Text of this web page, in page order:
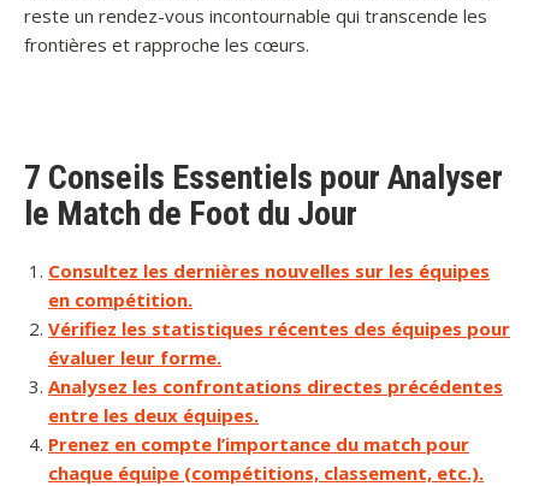
reste un rendez-vous incontournable qui transcende les
frontières et rapproche les cœurs.
7 Conseils Essentiels pour Analyser
le Match de Foot du Jour
Consultez les dernières nouvelles sur les équipes
en compétition.
Vérifiez les statistiques récentes des équipes pour
évaluer leur forme.
Analysez les confrontations directes précédentes
entre les deux équipes.
Prenez en compte l’importance du match pour
chaque équipe (compétitions, classement, etc.).